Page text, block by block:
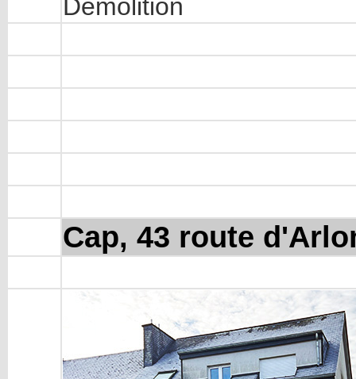
Démolition
Cap, 43 route